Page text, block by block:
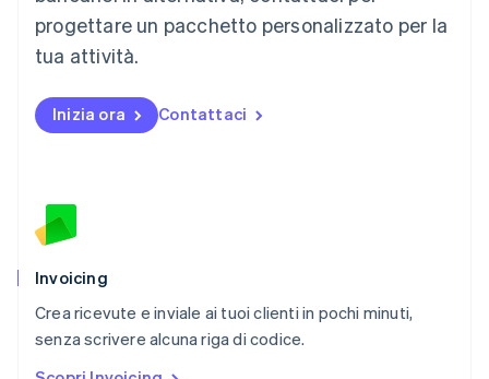
progettare un pacchetto personalizzato per la
tua attività.
Inizia ora Contattaci
Invoicing
Crea ricevute e inviale ai tuoi clienti in pochi minuti,
senza scrivere alcuna riga di codice.
Messico
Español English
Norvegia
Nuova Zelanda
English
Paesi Bassi
English
Portogallo
RAS di Hong Kong, Cina
English
Regno Unito
English